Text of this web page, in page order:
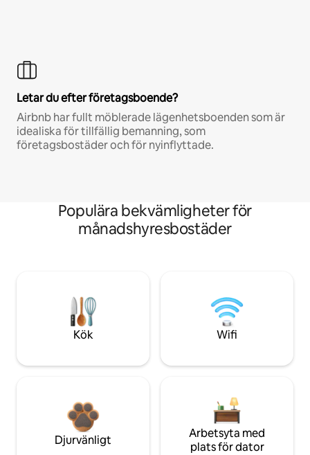
Letar du efter företagsboende?
Airbnb har fullt möblerade lägenhetsboenden som är
idealiska för tillfällig bemanning, som
företagsbostäder och för nyinflyttade.
Populära bekvämligheter för
månadshyresbostäder
Kök Wifi
Djurvänligt
Arbetsyta med
plats för dator